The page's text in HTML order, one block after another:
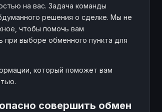
на вас. Задача команды
решения о сделке. Мы не
чтобы помочь вам
при выборе обменного пункта для
который поможет вам
совершить обмен